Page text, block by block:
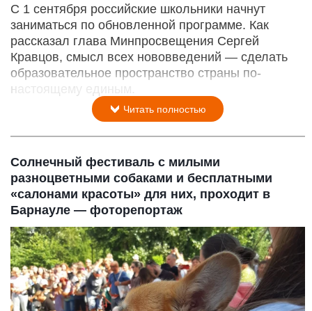
С 1 сентября российские школьники начнут
заниматься по обновленной программе. Как
рассказал глава Минпросвещения Сергей
Кравцов, смысл всех нововведений — сделать
образовательное пространство страны по-
настоящему единым.
Читать полностью
Солнечный фестиваль с милыми
разноцветными собаками и бесплатными
«салонами красоты» для них, проходит в
Барнауле — фоторепортаж